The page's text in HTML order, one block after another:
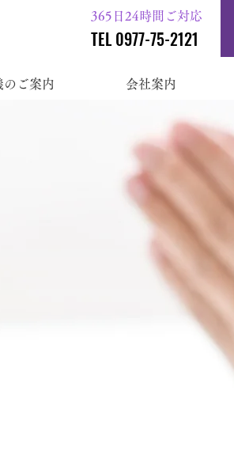
365日24時間ご対応
TEL 0977-75-2121
のご案内 会社案内
ジナル葬
フが誠心誠
す。